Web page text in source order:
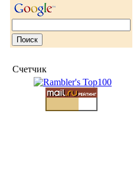
Счетчик